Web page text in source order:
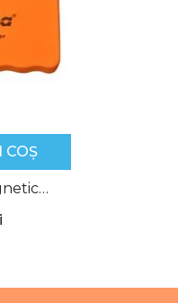
COȘ